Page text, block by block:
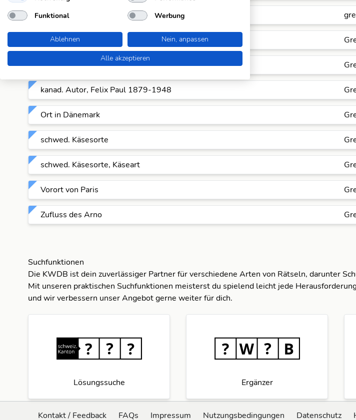
franz. Streik
ital. Nbfl. des Arno
ital. Weinbaugebiet
kanad. Autor, Felix Paul 1879-1948
Ort in Dänemark
schwed. Käsesorte
schwed. Käsesorte, Käseart
Vorort von Paris
Zufluss des Arno
Suchfunktionen
Die KWDB ist dein zuverlässiger Partner für verschiedene Arten von Rätseln, darunter
Mit unseren praktischen Suchfunktionen meisterst du spielend leicht jede
und wir verbessern unser Angebot gerne weiter für dich.
Lösungssuche Ergänzer
Kontakt / Feedback FAQs Impressum Nutzungsbedingungen Datenschutz
Funktional
Werbung
Ablehnen
Nein, anpassen
Alle akzeptieren